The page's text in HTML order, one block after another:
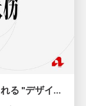
再設計される業務 - AIにより再設計される "デザインワークフロー" / AI Ops Lab #2 Redesigned orkflows